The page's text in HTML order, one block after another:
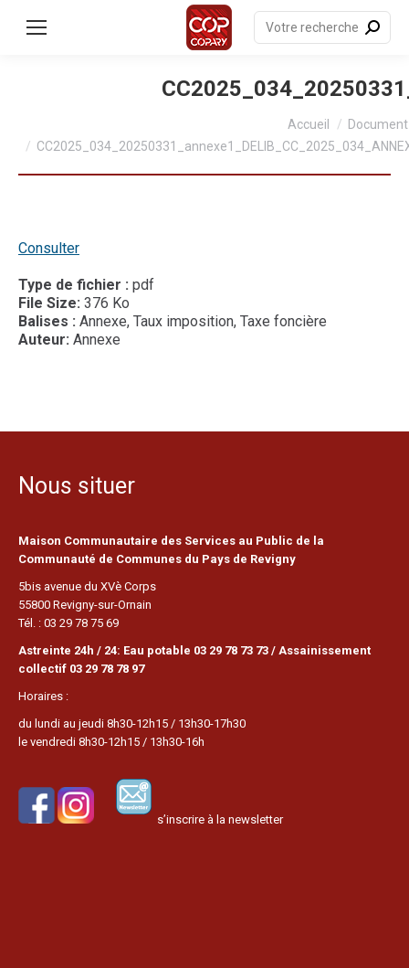
principal
Recherche
:
Accueil
Document
Consulter
Type de fichier : pdf
File Size: 376 Ko
Balises : Annexe, Taux imposition, Taxe foncière
Auteur: Annexe
Nous situer
Maison Communautaire des Services au Public de la
Communauté de Communes du Pays de Revigny
5bis avenue du XVè Corps
55800 Revigny-sur-Ornain
Tél. : 03 29 78 75 69
Astreinte 24h / 24: Eau potable 03 29 78 73 73 / Assainissement
collectif 03 29 78 78 97
Horaires :
du lundi au jeudi 8h30-12h15 / 13h30-17h30
le vendredi 8h30-12h15 / 13h30-16h
s’inscrire à la newsletter